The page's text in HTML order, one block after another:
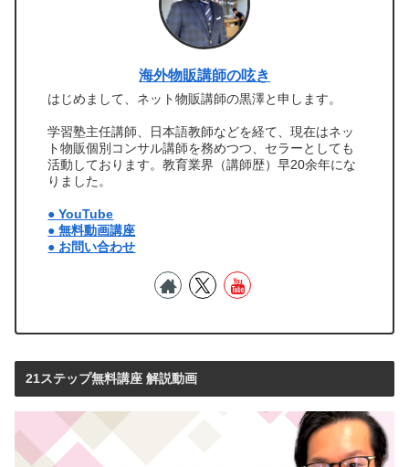
海外物販講師の呟き
はじめまして、ネット物販講師の黒澤と申します。
学習塾主任講師、日本語教師などを経て、現在はネッ
ト物販個別コンサル講師を務めつつ、セラーとしても
活動しております。教育業界（講師歴）早20余年にな
りました。
● YouTube
● 無料動画講座
● お問い合わせ
21ステップ無料講座 解説動画